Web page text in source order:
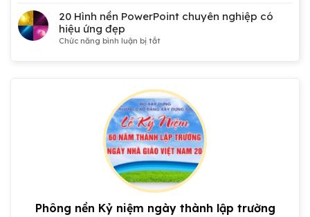
Đảng,
tranh
cổ
động
đẹp
Hình
hợp
Dots
miễn
phí
20 Hình nền PowerPoint chuyên nghiệp có
hiệu ứng đẹp
Chức năng bình luận bị tắtở
PowerPoint
chuyên
nghiệp
có
hiệu
ứng
đẹp
Phông nền Kỷ niệm ngày thành lập trường